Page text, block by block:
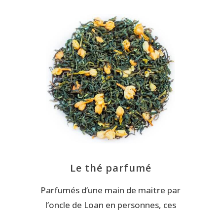
Le thé parfumé
Parfumés d’une main de maitre par
l’oncle de Loan en personnes, ces